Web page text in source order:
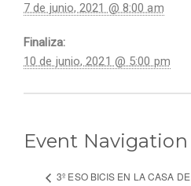
7 de junio, 2021 @ 8:00 am
Finaliza:
10 de junio, 2021 @ 5:00 pm
Event Navigation
3º ESO BICIS EN LA CASA DE